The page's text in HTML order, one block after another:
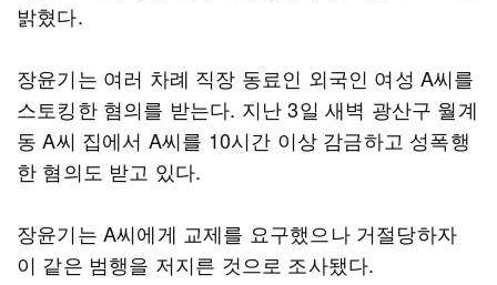
밝혔다.
장윤기는 여러 차례 직장 동료인 외국인 여성 A씨를
스토킹한 혐의를 받는다. 지난 3일 새벽 광산구 월계
동 A씨 집에서 A씨를 10시간 이상 감금하고 성폭행
한 혐의도 받고 있다.
장윤기는 A씨에게 교제를 요구했으나 거절당하자
이 같은 범행을 저지른 것으로 조사됐다.